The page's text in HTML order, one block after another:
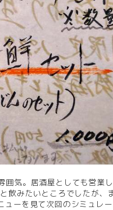
囲気。居酒屋としても営業
飲みたいところでしたが、
ーを見て次回のシミュレ